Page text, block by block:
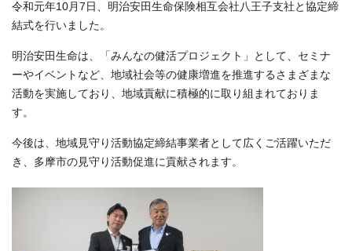
令和元年10月7日、明治安田生命保険相互会社八王子支社と協定締
結式を行いました。
明治安田生命は、「みんなの健活プロジェクト」として、セミナ
ーやイベントなど、地域社会等の健康増進を推進するさまざまな
活動を実施しており、地域貢献に積極的に取り組まれておりま
す。
今後は、地域見守り活動協定締結事業者として広くご活躍いただ
き、多摩市の見守り活動促進に貢献されます。